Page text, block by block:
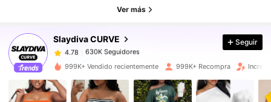
Ver más
Slaydiva CURVE
630K Seguidores
4.78
630K Seguidores
t***e
pagóHace 9 horas
4.78 630K Seguidores
Seguir
999K+ Vendido recientemente 999K+ Recompra